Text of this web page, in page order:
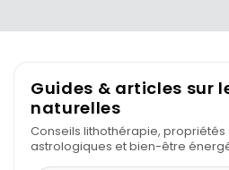
Guides & articles sur
naturelles
Conseils lithothérapie, propriétés
astrologiques et bien-être